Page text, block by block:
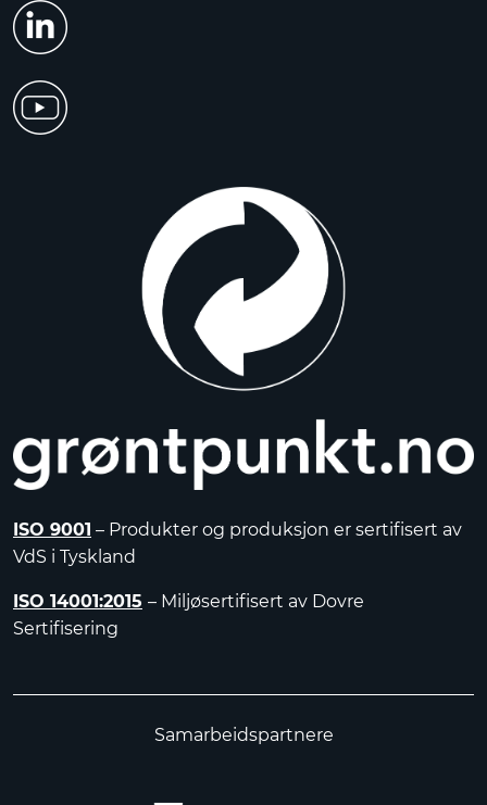
ISO 9001 – Produkter og produksjon er sertifisert av
VdS i Tyskland
ISO 14001:2015 – Miljøsertifisert av Dovre
Sertifisering
Samarbeidspartnere